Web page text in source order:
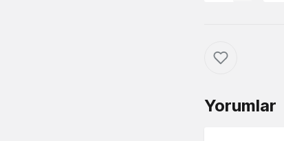
Yorumlar